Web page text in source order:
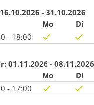
16.10.2026 - 31.10.2026
Mo
Di
- 18:00
01.11.2026 - 08.11.2026
Mo
Di
- 17:00